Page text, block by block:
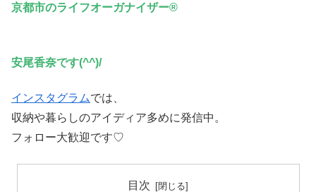
京都市のライフオーガナイザー®
安尾香奈です(^^)/
インスタグラムでは、
収納や暮らしのアイディア多めに発信中。
フォロー大歓迎です♡
目次